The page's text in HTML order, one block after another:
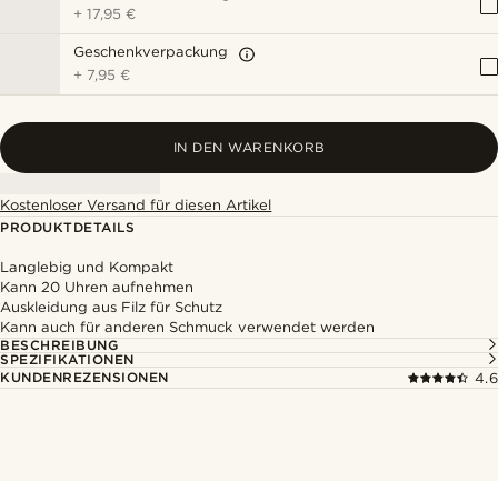
+17,95 €
Geschenkverpackung
+ 7,95 €
IN DEN WARENKORB
Kostenloser Versand für diesen Artikel
PRODUKTDETAILS
Langlebig und Kompakt
Kann 20 Uhren aufnehmen
Auskleidung aus Filz für Schutz
Kann auch für anderen Schmuck verwendet werden
BESCHREIBUNG
SPEZIFIKATIONEN
KUNDENREZENSIONEN
4.6